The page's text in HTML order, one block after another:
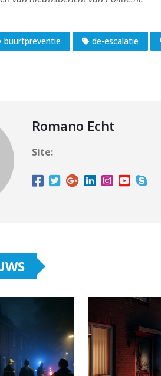
buurtpreventie de-escalatie
Romano Echt
Site: